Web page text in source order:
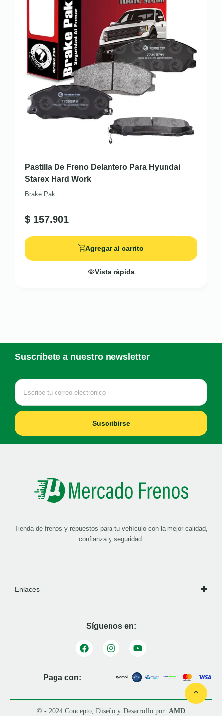
Pastilla De Freno Delantero Para Hyundai
Starex Hard Work
Brake Pak
$ 157.901
Agregar al carrito
Vista rápida
Suscríbete a nuestro newsletter
Suscribirse
Tienda de frenos y repuestos para tu vehículo con la mejor calidad,
confianza y seguridad.
Enlaces
Síguenos en:
Paga con:
© - 2024 Concepto, Diseño y Desarrollo por AMD